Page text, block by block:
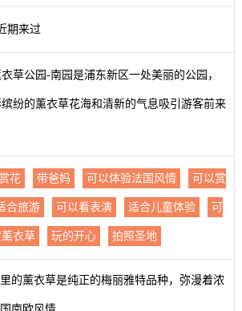
期来过
衣草公园-南园是浦东新区一处美丽的公园，
纷的薰衣草花海和清新的气息吸引游客前来
花 带爸妈 可以体验法国风情 可以赏
合旅游 可以看表演 适合儿童体验 可
衣草 玩的开心 拍照圣地
的薰衣草是纯正的梅丽雅特品种，弥漫着浓